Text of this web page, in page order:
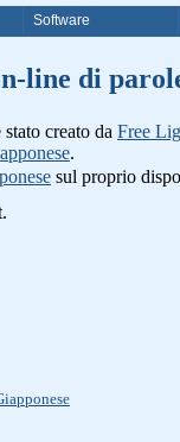
Software
line di
creato da Free
.
sul proprio